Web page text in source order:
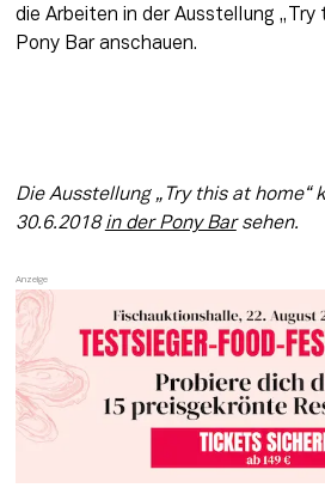
die Arbeiten in der Ausstellung „Try
Pony Bar anschauen.
Die Ausstellung „Try this at home“
30.6.2018 in der Pony Bar sehen.